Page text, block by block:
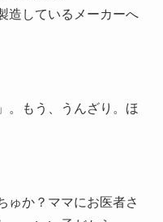
造しているメーカーへ
。もう、うんざり。ほ
か？ママにお医者さ